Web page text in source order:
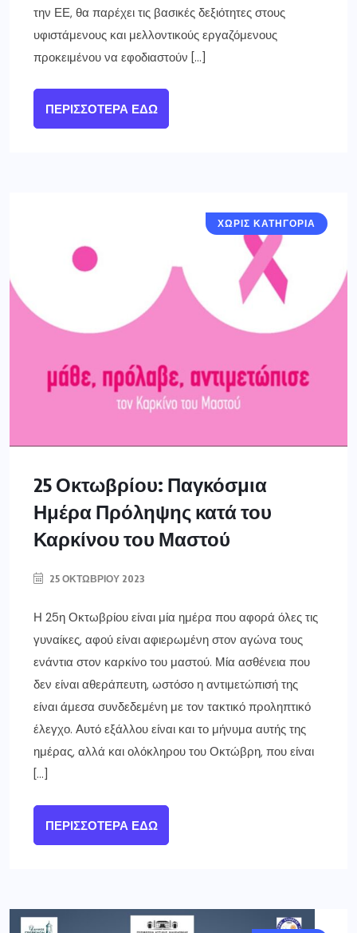
την ΕΕ, θα παρέχει τις βασικές δεξιότητες στους
υφιστάμενους και μελλοντικούς εργαζόμενους
προκειμένου να εφοδιαστούν […]
ΠΕΡΙΣΣΌΤΕΡΑ ΕΔΏ
ΧΩΡΙΣ ΚΑΤΗΓΟΡΙΑ
25 Οκτωβρίου: Παγκόσμια
Ημέρα Πρόληψης κατά του
Καρκίνου του Μαστού
25 ΟΚΤΩΒΡΊΟΥ 2023
Η 25η Οκτωβρίου είναι μία ημέρα που αφορά όλες τις
γυναίκες, αφού είναι αφιερωμένη στον αγώνα τους
ενάντια στον καρκίνο του μαστού. Μία ασθένεια που
δεν είναι αθεράπευτη, ωστόσο η αντιμετώπισή της
είναι άμεσα συνδεδεμένη με τον τακτικό προληπτικό
έλεγχο. Αυτό εξάλλου είναι και το μήνυμα αυτής της
ημέρας, αλλά και ολόκληρου του Οκτώβρη, που είναι
[…]
ΠΕΡΙΣΣΌΤΕΡΑ ΕΔΏ